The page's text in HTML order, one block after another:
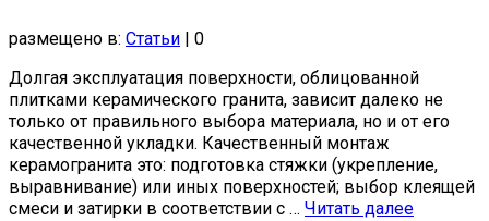
размещено в: Статьи | 0
Долгая эксплуатация поверхности, облицованной
плитками керамического гранита, зависит далеко не
только от правильного выбора материала, но и от его
качественной укладки. Качественный монтаж
керамогранита это: подготовка стяжки (укрепление,
выравнивание) или иных поверхностей; выбор клеящей
смеси и затирки в соответствии с … Читать далее